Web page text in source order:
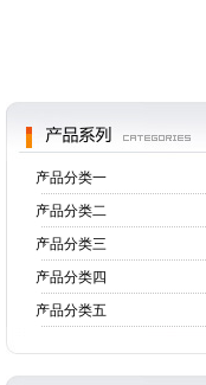
产品分类一
产品分类二
产品分类三
产品分类四
产品分类五